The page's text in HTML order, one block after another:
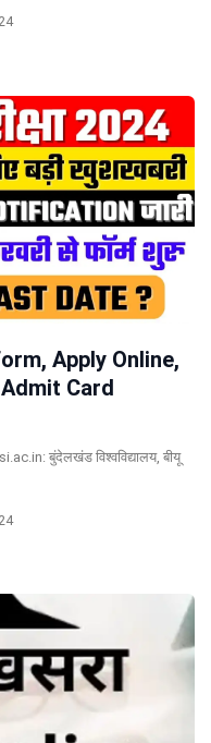
Apply Online,
Card
बुंदेलखंड विश्वविद्यालय, बीयू